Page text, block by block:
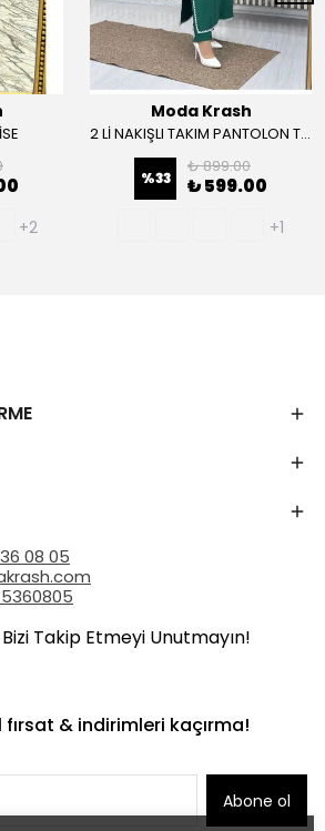
+2
Moda Krash
2 Lİ NAKIŞLI TAKIM PANTOLON TUNİK
%33
₺ 899.00
₺ 599.00
+1
08 05
Takip Etmeyi Unutmayın!
fırsat & indirimleri kaçırma!
Abone ol